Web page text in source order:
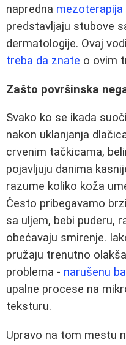
napredna mezoterapija
predstavljaju stubove
dermatologije. Ovaj
treba da znate o ovim
Zašto površinska
Svako ko se ikada
nakon uklanjanja
crvenim tačkicama,
pojavljuju danima
razume koliko koža
Često pribegavamo
sa uljem, bebi puderu,
obećavaju smirenje.
pružaju trenutno
problema - narušenu
upalne procese na
teksturu.
Upravo na tom mestu